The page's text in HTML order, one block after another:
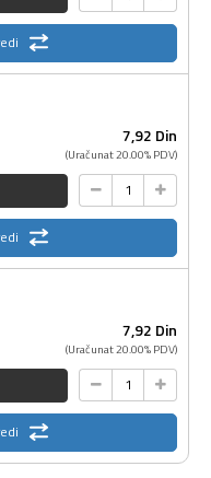
7,92 Din
(Uračunat 20.00% PDV)
7,92 Din
(Uračunat 20.00% PDV)